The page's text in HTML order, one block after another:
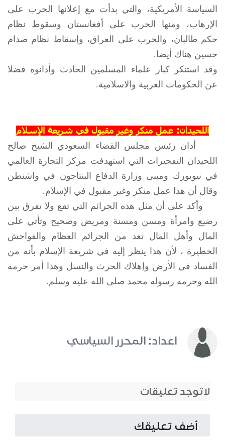
السياسة الأمريكية، والتي بدأت مع إعلانها الحرب على
الإرهاب، ومنها الحرب على أفغانستان وسقوط نظام
حكم طالبان، والحرب على العراق، وإسقاط نظام صدام
حسين هناك أيضا.
وقد استنكر كبار علماء المسلمين الحادث وأدانوه فضلا
عن الحكومات العربية والاسلامية.
اللحيدان: عمل منكر وغير مقبول في شريعة الإسلام
أدان رئيس مجلس القضاء السعودي الشيخ صالح
اللحيدان التفجيرات التي استهدفت مركز التجارة العالمي
في نيويورك ومبنى وزارة الدفاع البنتاجون في واشنطن
وقال أن هذا عمل منكر وغير مقبول في الإسلام.
وأكد على أن مثل هذه الجرائم التي تقع ولا تفرق بين
رضيع وامرأة ومسن ومسنة ومريض وصحيح وتأتي على
المال وأهل المال تعد من الجرائم العظام والفواحش
الخطيرة ، لأن هذا ينظر إليه في شريعة الإسلام بأنه من
الفساد في الأرض وإهلاك الحرث والنسل وهذا أمر حرمه
الله وحرمه رسوله محمد صلى الله عليه وسلم.
اعداد: المحرر السياسي
لاتوجد تعليقات
أضف تعليقك